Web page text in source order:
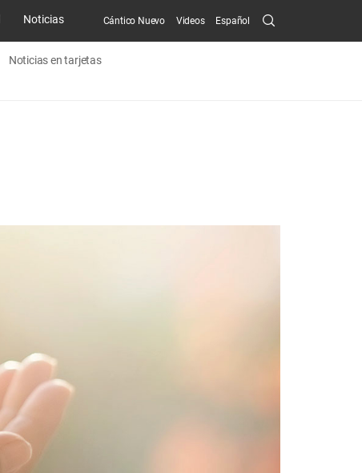
Noticias Cántico Nuevo Videos Español Search
Submit
Noticias en tarjetas